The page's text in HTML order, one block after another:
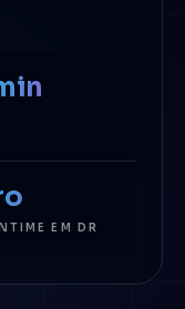
EM DR